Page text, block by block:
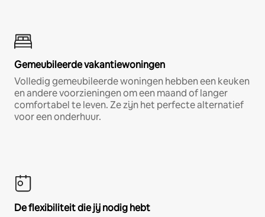
Gemeubileerde vakantiewoningen
Volledig gemeubileerde woningen hebben een keuken
en andere voorzieningen om een maand of langer
comfortabel te leven. Ze zijn het perfecte alternatief
voor een onderhuur.
De flexibiliteit die jij nodig hebt